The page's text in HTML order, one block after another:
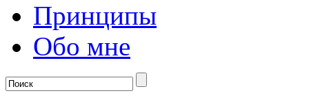
Принципы
Обо мне